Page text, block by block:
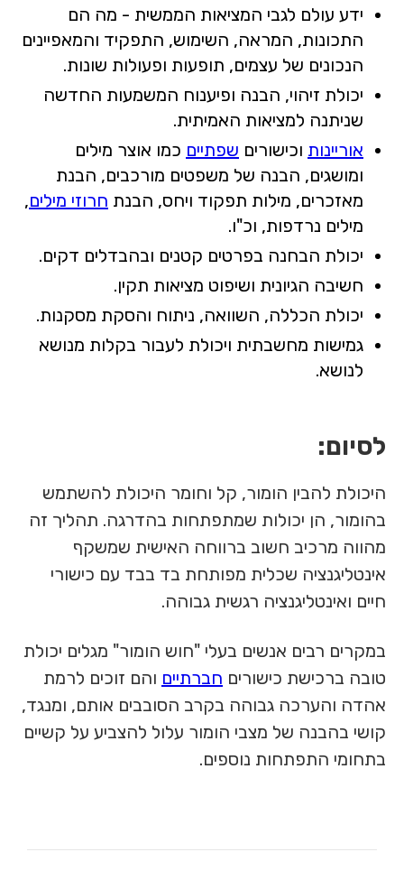
ידע עולם לגבי המציאות הממשית - מה הם
התכונות, המראה, השימוש, התפקיד והמאפיינים
הנכונים של עצמים, תופעות ופעולות שונות.
יכולת זיהוי, הבנה ופיענוח המשמעות החדשה
שניתנה למציאות האמיתית.
אוריינות וכישורים שפתיים כמו אוצר מילים
ומושגים, הבנה של משפטים מורכבים, הבנת
מאזכרים, מילות תפקוד ויחס, הבנת חרוזי מילים,
מילים נרדפות, וכ"ו.
יכולת הבחנה בפרטים קטנים ובהבדלים דקים.
חשיבה הגיונית ושיפוט מציאות תקין.
יכולת הכללה, השוואה, ניתוח והסקת מסקנות.
גמישות מחשבתית ויכולת לעבור בקלות מנושא
לנושא.
לסיום:
היכולת להבין הומור, קל וחומר היכולת להשתמש
בהומור, הן יכולות שמתפתחות בהדרגה. תהליך זה
מהווה מרכיב חשוב ברווחה האישית שמשקף
אינטליגנציה שכלית מפותחת בד בבד עם כישורי
חיים ואינטליגנציה רגשית גבוהה.
במקרים רבים אנשים בעלי "חוש הומור" מגלים יכולת
טובה ברכישת כישורים חברתיים והם זוכים לרמת
אהדה והערכה גבוהה בקרב הסובבים אותם, ומנגד,
קושי בהבנה של מצבי הומור עלול להצביע על קשיים
בתחומי התפתחות נוספים.